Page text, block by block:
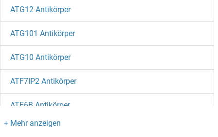
ATG12 Antikörper
ATG101 Antikörper
ATG10 Antikörper
ATF7IP2 Antikörper
ATF6B Antikörper
ATF6 Antikörper